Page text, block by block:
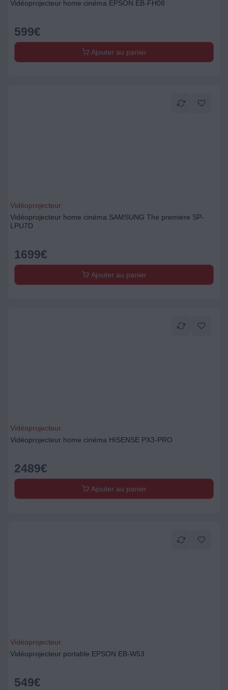
Vidéoprojecteur home cinéma EPSON EB-FH08
599€
Ajouter au panier
Vidéoprojecteur
Vidéoprojecteur home cinéma SAMSUNG The premiere SP-
LPU7D
1699€
Ajouter au panier
Vidéoprojecteur
Vidéoprojecteur home cinéma HISENSE PX3-PRO
2489€
Ajouter au panier
Vidéoprojecteur
Vidéoprojecteur portable EPSON EB-W53
549€